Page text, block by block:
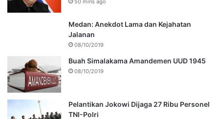
Medan: Anekdot Lama dan Kejahatan
Jalanan
08/10/2019
Buah Simalakama Amandemen UUD 1945
08/10/2019
Pelantikan Jokowi Dijaga 27 Ribu Personel
TNI-Polri